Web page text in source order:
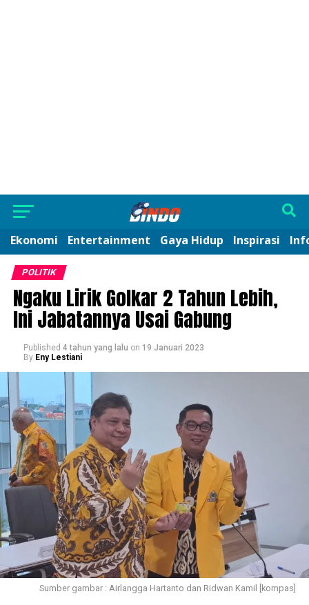
Ekonomi Entertainment Gaya Hidup Inspirasi
POLITIK
Ngaku Lirik Golkar 2 Tahun Lebih,
Ini Jabatannya Usai Gabung
Published 4 tahun yang lalu on 19 Januari 2023
By Eny Lestiani
Sumber gambar : Airlangga Hartanto dan Ridwan Kamil [kompas]